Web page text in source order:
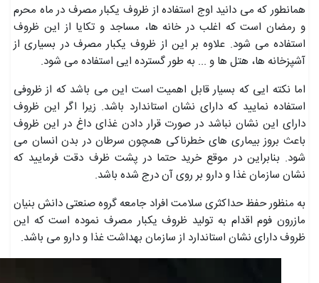
همانطور که می دانید اوج استفاده از ظروف یکبار مصرف در ماه محرم
و رمضان است که اغلب در خانه ها، مساجد و تکایا از این ظروف
استفاده می شود. علاوه بر این از ظروف یکبار مصرف در بسیاری از
آشپزخانه ها، هتل ها و ... به طور گسترده ایی استفاده می شود.
اما نکته ایی که بسیار قابل اهمیت است این می باشد که از ظروفی
استفاده نمایید که دارای نشان استاندارد باشد. زیرا اگر این ظروف
دارای این نشان نباشد در صورت قرار دادن غذای داغ در این ظروف
باعث بروز بیماری های خطرناکی همچون سرطان در بدن انسان می
شود. بنابراین در موقع خرید حتما در پشت ظرف دقت فرمایید که
نشان سازمان غذا و دارو بر روی آن درج شده باشد.
به منظور حفظ حداکثری سلامت افراد جامعه گروه صنعتی دانش بنیان
مازرون فوم اقدام به تولید ظروف یکبار مصرف نموده است که این
ظروف دارای نشان استاندارد از سازمان بهداشت غذا و دارو می باشد.